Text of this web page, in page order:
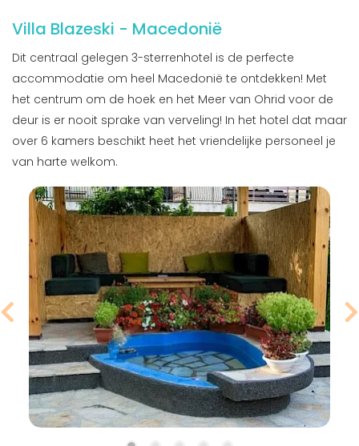
Villa Blazeski - Macedonië
Dit centraal gelegen 3-sterrenhotel is de perfecte
accommodatie om heel Macedonië te ontdekken! Met
het centrum om de hoek en het Meer van Ohrid voor de
deur is er nooit sprake van verveling! In het hotel dat maar
over 6 kamers beschikt heet het vriendelijke personeel je
van harte welkom.